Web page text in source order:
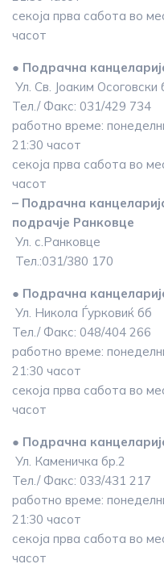
секоја прва сабота во
часот
● Подрачна
Ул. Св. Јоаким Осоговски
Тел./ Факс: 031/429 734
работно време:
21:30 часот
секоја прва сабота во
часот
– Подрачна
подрачје Ранковце
Ул. с.Ранковце
Тел.:031/380 170
● Подрачна
Ул. Никола Ѓурковиќ бб
Тел./ Факс: 048/404 266
работно време:
21:30 часот
секоја прва сабота во
часот
● Подрачна
Ул. Каменичка бр.2
Тел./ Факс: 033/431 217
работно време:
21:30 часот
секоја прва сабота во
часот